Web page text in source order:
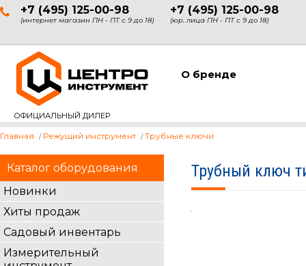
+7 (495) 125-00-98
(интернет магазин ПН - ПТ с 9 до 18)
+7 (495) 125-00-98
(юр. лица ПН - ПТ с 9 до 18)
ОФИЦИАЛЬНЫЙ ДИЛЕР
О бренде
Каталог оборудования
Новинки
Хиты продаж
Садовый инвентарь
Измерительный
Главная Режущий инструмент Трубные ключи
Трубный ключ